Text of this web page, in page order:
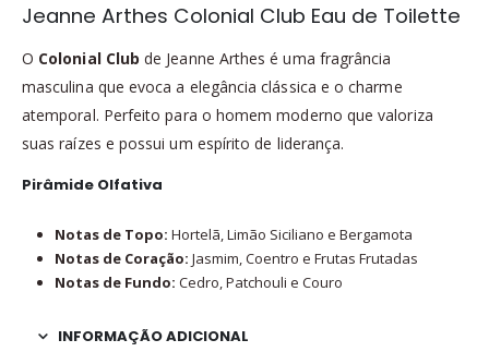
Jeanne Arthes Colonial Club Eau de Toilette
O Colonial Club de Jeanne Arthes é uma fragrância
masculina que evoca a elegância clássica e o charme
atemporal. Perfeito para o homem moderno que valoriza
suas raízes e possui um espírito de liderança.
Pirâmide Olfativa
Notas de Topo: Hortelã, Limão Siciliano e Bergamota
Notas de Coração: Jasmim, Coentro e Frutas Frutadas
Notas de Fundo: Cedro, Patchouli e Couro
INFORMAÇÃO ADICIONAL